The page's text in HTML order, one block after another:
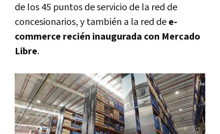
de los 45 puntos de servicio de la red de
concesionarios, y también a la red dee-
commerce recién inaugurada con Mercado
Libre.